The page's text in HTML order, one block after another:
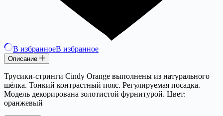
В избранноеВ избранное
Описание
Трусики-стринги Cindy Orange выполнены из натурального
шёлка. Тонкий контрастный пояс. Регулируемая посадка.
Модель декорирована золотистой фурнитурой. Цвет:
оранжевый